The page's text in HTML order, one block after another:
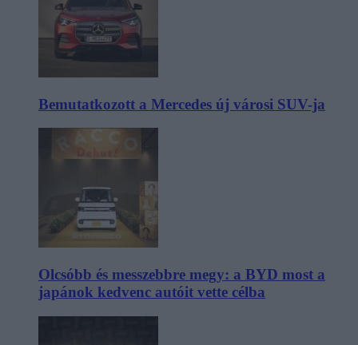
Bemutatkozott a Mercedes új városi SUV-ja
Olcsóbb és messzebbre megy: a BYD most a
japánok kedvenc autóit vette célba